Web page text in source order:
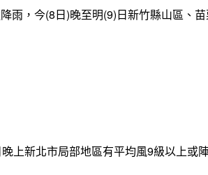
雨，今(8日)晚至明(9)日新竹縣山區、
上新北市局部地區有平均風9級以上